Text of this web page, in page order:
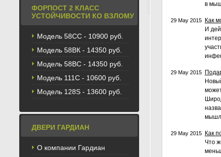
ФОРПОСТ 2 КЛАСС
УСТОЙЧИВОСТИ КО ВЗЛОМУ
Модель 58CС - 10900 руб.
Модель 58BК - 14350 руб.
Модель 58ВС - 14350 руб.
Модель 111С - 10600 руб.
Модель 128S - 13600 руб.
ДВЕРИ ГАРДИАН
О компании Гардиан
в
29 May 2015
Как
И
29 May 2015
29 May 2015
Как
Что